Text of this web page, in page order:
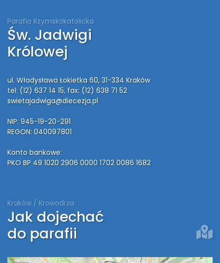
Parafia Rzymskokatolicka
Św. Jadwigi
Królowej
ul. Władysława Łokietka 60, 31-334 Kraków
tel: (12) 637 14 15, fax: (12) 638 71 52
swietajadwiga@diecezja.pl
NIP: 945-19-20-291
REGON: 040097801
Konto bankowe:
PKO BP 49 1020 2906 0000 1702 0086 1682
Kraków / Krowodrza
Jak dojechać
do parafii